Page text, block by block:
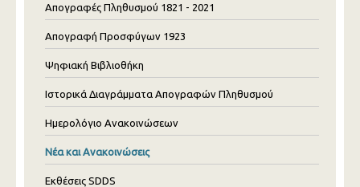
Απογραφές Πληθυσμού 1821 - 2021
Απογραφή Προσφύγων 1923
Ψηφιακή Βιβλιοθήκη
Ιστορικά Διαγράμματα Απογραφών Πληθυσμού
Ημερολόγιο Ανακοινώσεων
Νέα και Ανακοινώσεις
Εκθέσεις SDDS